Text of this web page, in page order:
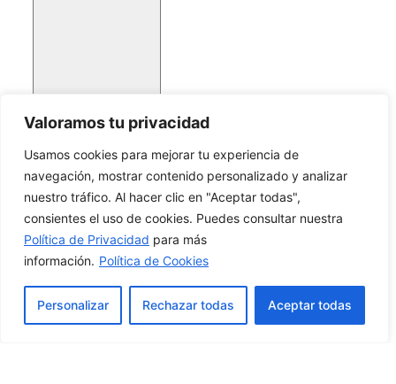
Valoramos tu privacidad
Usamos cookies para mejorar tu experiencia de
navegación, mostrar contenido personalizado y analizar
nuestro tráfico. Al hacer clic en "Aceptar todas",
consientes el uso de cookies. Puedes consultar nuestra
Política de Privacidad para más
información. Política de Cookies
Personalizar Rechazar todas Aceptar todas